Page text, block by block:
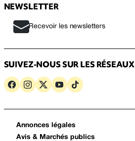
NEWSLETTER
Recevoir les newsletters
SUIVEZ-NOUS SUR LES RÉSEAUX
Annonces légales
Avis & Marchés publics